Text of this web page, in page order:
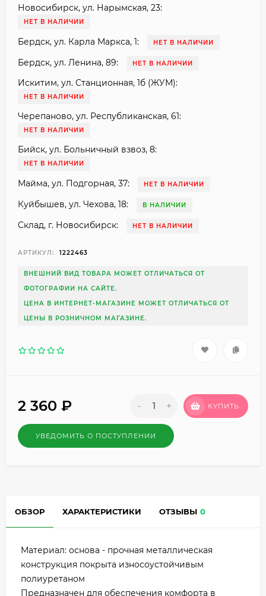
Новосибирск, ул. Нарымская, 23:
НЕТ В НАЛИЧИИ
Бердск, ул. Карла Маркса, 1: НЕТ В НАЛИЧИИ
Бердск, ул. Ленина, 89: НЕТ В НАЛИЧИИ
Искитим, ул. Станционная, 1б (ЖУМ):
НЕТ В НАЛИЧИИ
Черепаново, ул. Республиканская, 61:
НЕТ В НАЛИЧИИ
Бийск, ул. Больничный взвоз, 8:
НЕТ В НАЛИЧИИ
Майма, ул. Подгорная, 37: НЕТ В НАЛИЧИИ
Куйбышев, ул. Чехова, 18: В НАЛИЧИИ
Склад, г. Новосибирск: НЕТ В НАЛИЧИИ
АРТИКУЛ: 1222463
ВНЕШНИЙ ВИД ТОВАРА МОЖЕТ ОТЛИЧАТЬСЯ ОТ
ФОТОГРАФИИ НА САЙТЕ.
ЦЕНА В ИНТЕРНЕТ-МАГАЗИНЕ МОЖЕТ ОТЛИЧАТЬСЯ ОТ
ЦЕНЫ В РОЗНИЧНОМ МАГАЗИНЕ.
2 360 ₽ - + КУПИТЬ
УВЕДОМИТЬ О ПОСТУПЛЕНИИ
ОБЗОР ХАРАКТЕРИСТИКИ ОТЗЫВЫ 0
Материал: основа - прочная металлическая
конструкция покрыта износоустойчивым
полиуретаном
Предназначен для обеспечения комфорта в